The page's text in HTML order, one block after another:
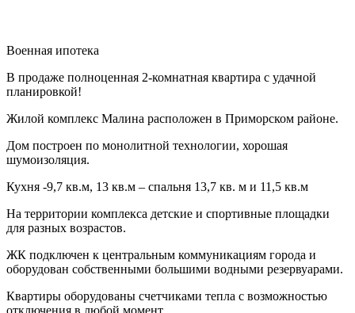
Военная ипотека
В продаже полноценная 2-комнатная квартира с удачной
планировкой!
Жилой комплекс Малина расположен в Приморском районе.
Дом построен по монолитной технологии, хорошая
шумоизоляция.
Кухня -9,7 кв.м, 13 кв.м – спальня 13,7 кв. м и 11,5 кв.м
На территории комплекса детские и спортивные площадки
для разных возрастов.
ЖК подключен к центральным коммуникациям города и
оборудован собственными большими водными резервуарами.
Квартиры оборудованы счетчиками тепла с возможностью